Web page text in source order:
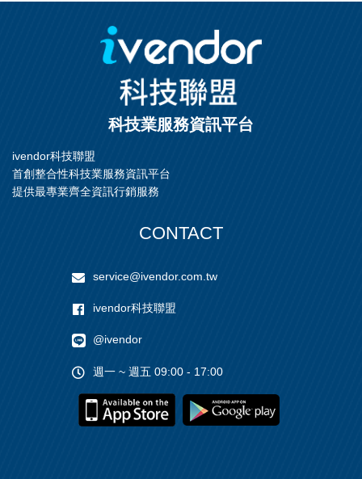
科技業服務資訊平台
ivendor科技聯盟
首創整合性科技業服務資訊平台
提供最專業齊全資訊行銷服務
CONTACT
service@ivendor.com.tw
ivendor科技聯盟
@ivendor
週一 ~ 週五 09:00 - 17:00